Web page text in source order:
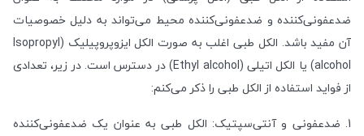
ضدعفونی‌کننده و ضدعفونی‌کننده محیط می‌تواند به دلیل خصوصیات
آن مفید باشد. الکل طبی اغلب به صورت الکل ایزوپروپیلیک (Isopropyl
alcohol) یا الکل اتیلی (Ethyl alcohol) در دسترس است. در زیر، تعدادی
از فواید استفاده از الکل طبی را ذکر می‌کنم:
1. ضدعفونی و آنتی‌سپتیک: الکل طبی به عنوان یک ضدعفونی‌کننده